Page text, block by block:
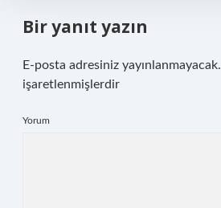
Bir yanıt yazın
E-posta adresiniz yayınlanmayacak.
işaretlenmişlerdir
Yorum